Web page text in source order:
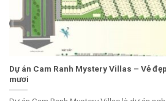
Dự án Cam Ranh Mystery Villas – Vẻ
mươi